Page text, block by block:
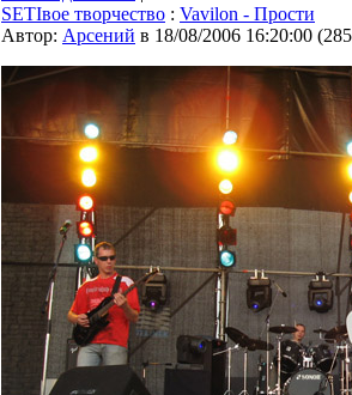
SETIвое творчество : Vavilon - Прости
Автор: Арсений в 18/08/2006 16:20:00 (